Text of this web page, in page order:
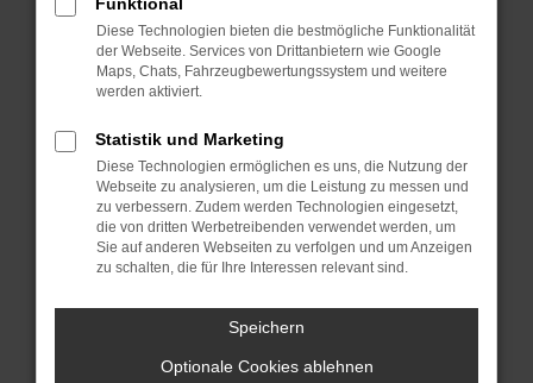
Starte dein Gerät neu.
Das kann manchmal helfen, vorübergehende
Probleme zu beheben.
Betriebssystem auf dem neuesten Stand
sind.
Veraltete Software birgt nicht nur ein
Sicherheitsrisiko, sondern kann auch dazu
führen, dass bestimmte Funktionen nicht mehr
unterstützt werden.
Wende dich an den Webseitenbetreiber.
Wenn du alle oben genannten Schritte versucht
hast, kontaktiere uns bitte. Wir werden
Diese Technologien bieten die bestmögliche Funktionalität
der Webseite. Services von Drittanbietern wie Google
Maps, Chats, Fahrzeugbewertungssystem und weitere
werden aktiviert.
Statistik und Marketing
Diese Technologien ermöglichen es uns, die Nutzung der
Webseite zu analysieren, um die Leistung zu messen und
zu verbessern. Zudem werden Technologien eingesetzt,
die von dritten Werbetreibenden verwendet werden, um
Sie auf anderen Webseiten zu verfolgen und um Anzeigen
zu schalten, die für Ihre Interessen relevant sind.
Speichern
Optionale Cookies ablehnen